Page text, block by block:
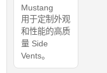
Mustang
用于定制外观
和性能的高质
量 Side
Vents。